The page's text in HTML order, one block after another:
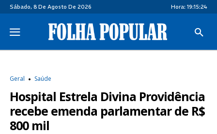
Sábado, 8 De Agosto De 2026 Hora: 19:15:24
Geral Saúde
Hospital Estrela Divina Providência
recebe emenda parlamentar de R$
800 mil